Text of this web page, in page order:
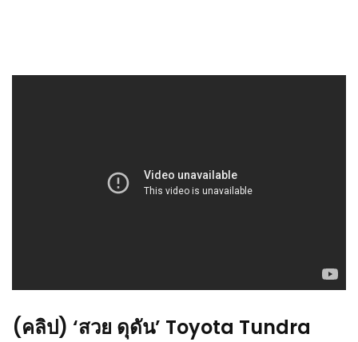
(คลิป) ‘สวย ดุดัน’ Toyota Tundra